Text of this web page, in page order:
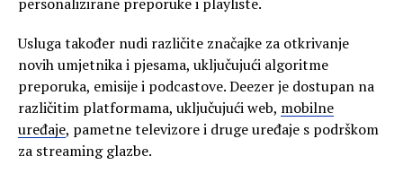
Usluga također nudi različite značajke za otkrivanje
novih umjetnika i pjesama, uključujući algoritme
preporuka, emisije i podcastove. Deezer je dostupan na
različitim platformama, uključujući web, mobilne
uređaje, pametne televizore i druge uređaje s podrškom
za streaming glazbe.